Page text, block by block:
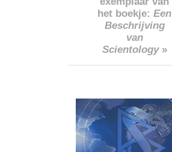
het boekje: Een
Beschrijving
van
Scientology»